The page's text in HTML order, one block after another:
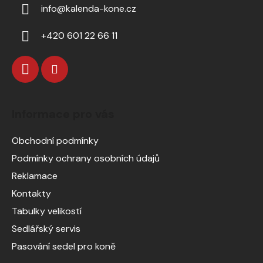
info@kalenda-kone.cz
+420 601 22 66 11
Obchodní podmínky
Podmínky ochrany osobních údajů
Reklamace
Kontakty
Tabulky velikostí
Sedlářský servis
Pasování sedel pro koně